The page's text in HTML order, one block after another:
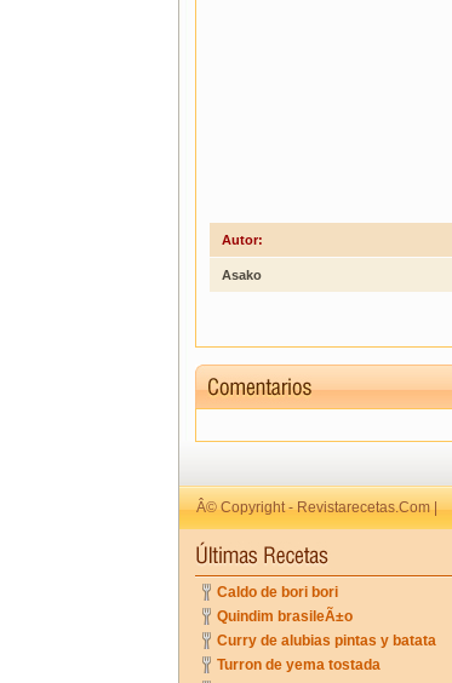
Autor:
Asako
Â© Copyright - Revistarecetas.Com |
Caldo de bori bori
Quindim brasileÃ±o
Curry de alubias pintas y batata
Turron de yema tostada